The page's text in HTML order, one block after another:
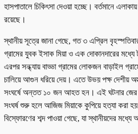
হাসপাতালে চিকিৎসা দেওয়া হচ্ছে। বর্তমানে
রয়েছে।
স্থানীয় সূত্রে জানা গেছে, গত ৩ এপ্রিল বৃহস্পতিবার
গ্রামের যুবক ইসাক মিয়া ও এক দোকানদারের মধ্যে
এরপর সন্ধ্যায় বাড্ডা গ্রামের লোকজন বাড়াইল
চালিয়ে আগুন ধরিয়ে দেয়। এতে উভয় পক্ষ দেশীয়
সংঘর্ষে অন্তত ১০ জন আহত হন। এই ঘটনার জের
সংঘর্ষ শুরু হলে আজিজ মিয়াকে কুপিয়ে হত্যা করা
বিস্ফোরণের শব্দ পাওয়া গেছে, যা স্থানীয়দের